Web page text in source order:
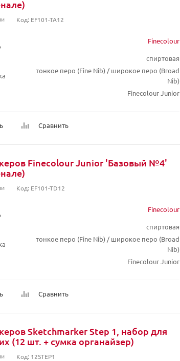
Код: EF101-TA12
Finecolour
спиртовая
тонкое перо (Fine Nib) / широкое перо (Broad
Nib)
Finecolour Junior
Сравнить
Finecolour Junior 'Базовый №4'
Код: EF101-TD12
Finecolour
спиртовая
тонкое перо (Fine Nib) / широкое перо (Broad
Nib)
Finecolour Junior
Сравнить
Sketchmarker Step 1, набор для
(12 шт. + сумка органайзер)
Код: 12STEP1